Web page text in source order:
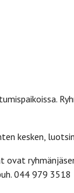
kesken,
ovat
044 979 3518